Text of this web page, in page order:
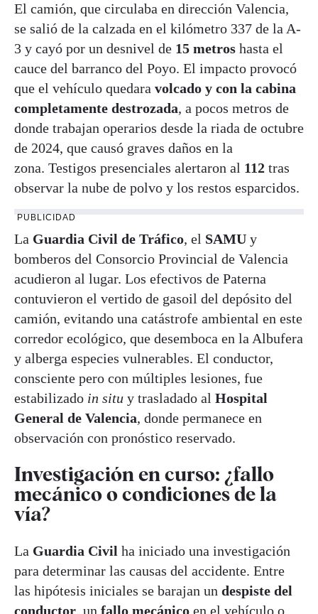
El camión, que circulaba en dirección Valencia,
se salió de la calzada en el kilómetro 337 de la A-
3 y cayó por un desnivel de 15 metros hasta el
cauce del barranco del Poyo. El impacto provocó
que el vehículo quedara volcado y con la cabina
completamente destrozada, a pocos metros de
donde trabajan operarios desde la riada de octubre
de 2024, que causó graves daños en la
zona. Testigos presenciales alertaron al 112 tras
observar la nube de polvo y los restos esparcidos.
PUBLICIDAD
La Guardia Civil de Tráfico, el SAMU y
bomberos del Consorcio Provincial de Valencia
acudieron al lugar. Los efectivos de Paterna
contuvieron el vertido de gasoil del depósito del
camión, evitando una catástrofe ambiental en este
corredor ecológico, que desemboca en la Albufera
y alberga especies vulnerables. El conductor,
consciente pero con múltiples lesiones, fue
estabilizado in situ y trasladado al Hospital
General de Valencia, donde permanece en
observación con pronóstico reservado.
Investigación en curso: ¿fallo
mecánico o condiciones de la
vía?
La Guardia Civil ha iniciado una investigación
para determinar las causas del accidente. Entre
las hipótesis iniciales se barajan un despiste del
conductor , un fallo mecánico en el vehículo o